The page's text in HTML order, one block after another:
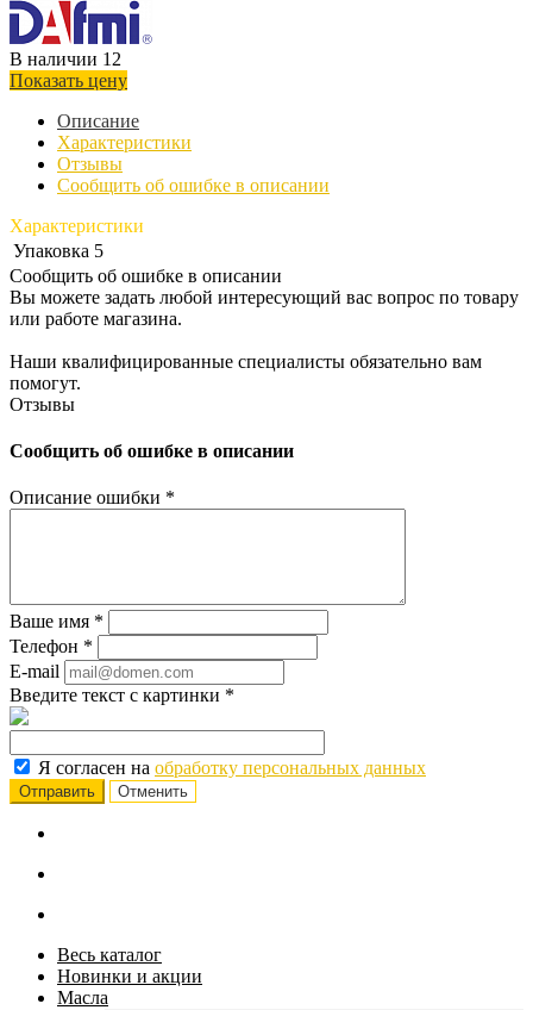
В наличии 12
Показать цену
Описание
Характеристики
Отзывы
Сообщить об ошибке в описании
Характеристики
Упаковка 5
Сообщить об ошибке в описании
Вы можете задать любой интересующий вас вопрос по товару
или работе магазина.
Наши квалифицированные специалисты обязательно вам
помогут.
Отзывы
Сообщить об ошибке в описании
Описание ошибки *
Ваше имя *
Телефон *
E-mail
Введите текст с картинки *
Я согласен на обработку персональных данных
Отменить
Весь каталог
Новинки и акции
Масла